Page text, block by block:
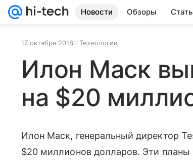
Новости Обзоры
17 октября 2018 Технологии
Илон Маск
на $20
Илон Маск, генеральный директор
$20 миллионов долларов. Эти планы